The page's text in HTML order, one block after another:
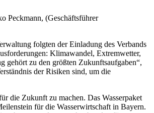
Peckmann, (Geschäftsführer
folgten der Einladung des Verbands
Klimawandel, Extremwetter,
gehört zu den größten Zukunftsaufgaben“,
der Risiken sind, um die
die Zukunft zu machen. Das Wasserpaket
für die Wasserwirtschaft in Bayern.